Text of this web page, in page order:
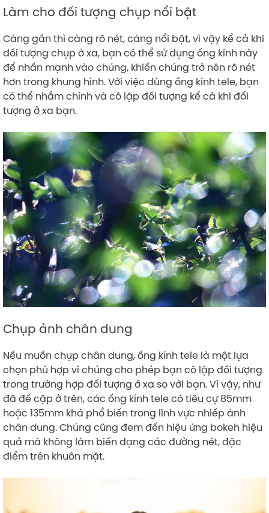
Làm cho đối tượng chụp nổi bật
Càng gần thì càng rõ nét, càng nổi bật, vì vậy kể cả khi
đối tượng chụp ở xa, bạn có thể sử dụng ống kính này
để nhấn mạnh vào chúng, khiến chúng trở nên rõ nét
hơn trong khung hình. Với việc dùng ống kính tele, bạn
có thể nhắm chính và cô lập đối tượng kể cả khi đối
tượng ở xa bạn.
Chụp ảnh chân dung
Nếu muốn chụp chân dung, ống kính tele là một lựa
chọn phù hợp vì chúng cho phép bạn cô lập đối tượng
trong trường hợp đối tượng ở xa so với bạn. Vì vậy, như
đã đề cập ở trên, các ống kính tele có tiêu cự 85mm
hoặc 135mm khá phổ biến trong lĩnh vực nhiếp ảnh
chân dung. Chúng cũng đem đến hiệu ứng bokeh hiệu
quả mà không làm biến dạng các đường nét, đặc
điểm trên khuôn mặt.